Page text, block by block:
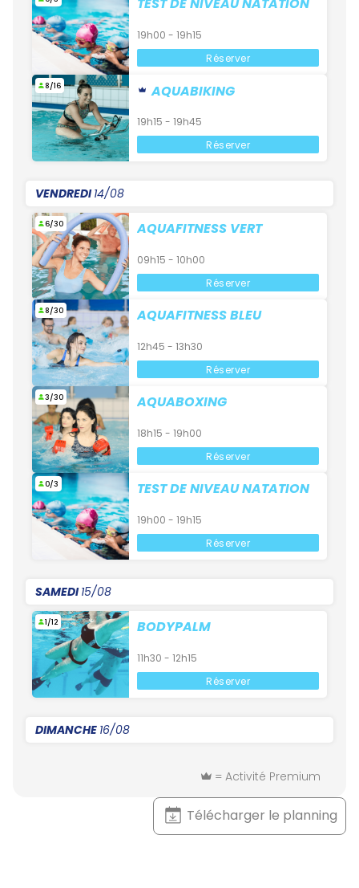
19h00 - 19h15
Réserver
8/16 AQUABIKING
19h15 - 19h45
Réserver
VENDREDI14/08
6/30 AQUAFITNESS VERT
09h15 - 10h00
Réserver
8/30 AQUAFITNESS BLEU
12h45 - 13h30
Réserver
3/30 AQUABOXING
18h15 - 19h00
Réserver
0/3 TEST DE NIVEAU NATATION
19h00 - 19h15
Réserver
SAMEDI15/08
1/12 BODYPALM
11h30 - 12h15
Réserver
DIMANCHE 16/08
= Activité Premium
Télécharger le planning